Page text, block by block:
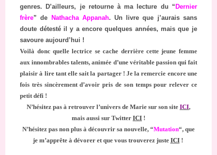
genres. D’ailleurs, je retourne à ma lecture du “ Dernier
frère” de Nathacha Appanah. Un livre que j’aurais sans
doute détesté il y a encore quelques années, mais que je
savoure aujourd’hui !
Voilà donc quelle lectrice se cache derrière cette jeune femme
aux innombrables talents, animée d’une véritable passion qui fait
plaisir à lire tant elle sait la partager ! Je la remercie encore une
fois très sincèrement d’avoir pris de son temps pour relever ce
petit défi !
N’hésitez pas à retrouver l’univers de Marie sur son site ICI,
mais aussi sur Twitter ICI !
N’hésitez pas non plus à découvrir sa nouvelle, “Mutation“, que
je m’apprête à dévorer et que vous trouverez juste ICI!